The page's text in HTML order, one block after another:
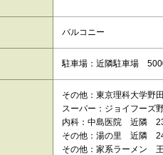
バルコニー
駐車場：近隣駐車場
その他：東京理科大学
スーパー：ジョイフー
内科：中島医院 近隣
その他：湯の里 近隣
その他：家系ラーメン